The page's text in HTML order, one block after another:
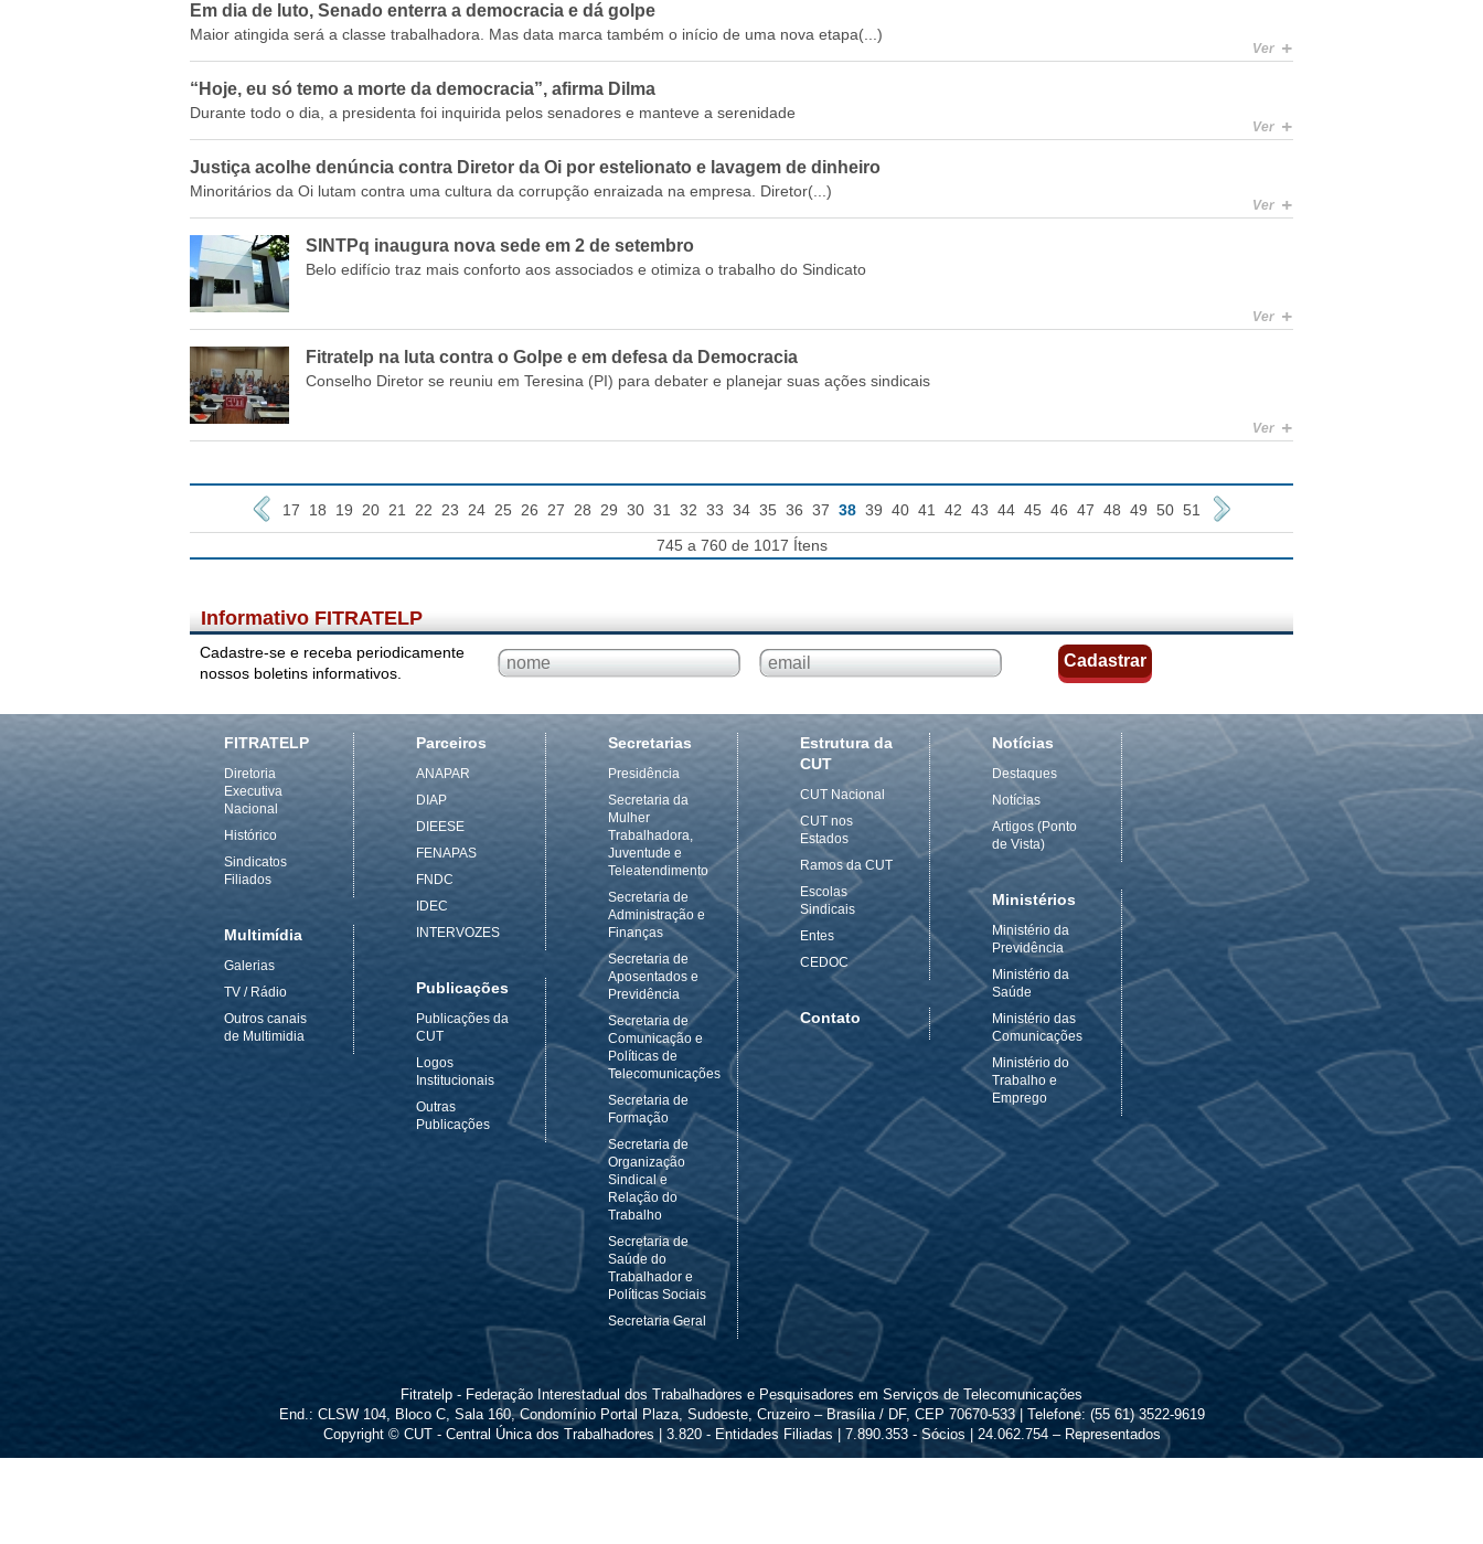
Em dia de luto, Senado enterra a democracia e dá golpe
Maior atingida será a classe trabalhadora. Mas data marca também o início de uma nova etapa(...)
Ver +
“Hoje, eu só temo a morte da democracia”, afirma Dilma
Durante todo o dia, a presidenta foi inquirida pelos senadores e manteve a serenidade
Ver +
Justiça acolhe denúncia contra Diretor da Oi por estelionato e lavagem de dinheiro
Minoritários da Oi lutam contra uma cultura da corrupção enraizada na empresa. Diretor(...)
Ver +
SINTPq inaugura nova sede em 2 de setembro
Belo edifício traz mais conforto aos associados e otimiza o trabalho do Sindicato
Ver +
Fitratelp na luta contra o Golpe e em defesa da Democracia
Conselho Diretor se reuniu em Teresina (PI) para debater e planejar suas ações sindicais
Ver +
17 18 19 20 21 22 23 24 25 26 27 28 29 30 31 32 33 34 35 36 37 38 39 40 41 42 43 44 45 46 47 48 49 50 51
745 a 760 de 1017 Ítens
Informativo FITRATELP
Cadastre-se e receba periodicamente
nossos boletins informativos.
FITRATELP
Diretoria
Executiva
Nacional
Histórico
Sindicatos
Filiados
Parceiros
ANAPAR
DIAP
DIEESE
FENAPAS
FNDC
IDEC
INTERVOZES
Secretarias
Presidência
Secretaria da
Mulher
Trabalhadora,
Juventude e
Teleatendimento
Secretaria de
Administração e
Finanças
Secretaria de
Aposentados e
Previdência
Secretaria de
Comunicação e
Políticas de
Telecomunicações
Secretaria de
Formação
Secretaria de
Organização
Sindical e
Relação do
Trabalho
Secretaria de
Saúde do
Trabalhador e
Políticas Sociais
Secretaria Geral
Estrutura da
CUT
CUT Nacional
CUT nos
Estados
Ramos da CUT
Escolas
Sindicais
Entes
CEDOC
Notícias
Destaques
Notícias
Artigos (Ponto
de Vista)
Ministérios
Ministério da
Previdência
Ministério da
Saúde
Ministério das
Comunicações
Ministério do
Trabalho e
Emprego
Multimídia
Galerias
TV / Rádio
Outros canais
de Multimidia
Publicações
Publicações da
CUT
Logos
Institucionais
Outras
Publicações
Contato
Fitratelp - Federação Interestadual dos Trabalhadores e Pesquisadores em Serviços de Telecomunicações
End.: CLSW 104, Bloco C, Sala 160, Condomínio Portal Plaza, Sudoeste, Cruzeiro – Brasília / DF, CEP 70670-533 | Telefone: (55 61) 3522-9619
Copyright © CUT - Central Única dos Trabalhadores | 3.820 - Entidades Filiadas | 7.890.353 - Sócios | 24.062.754 – Representados